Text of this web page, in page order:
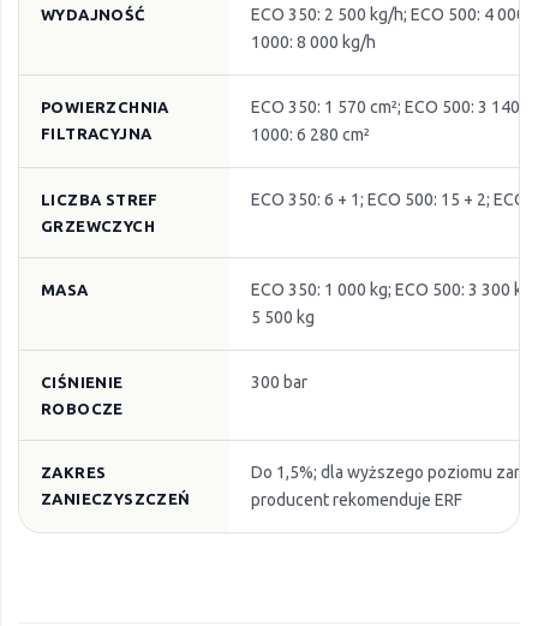
WYDAJNOŚĆ
ECO 350: 2 500 kg/h; ECO 500: 4 000
1000: 8 000 kg/h
POWIERZCHNIA
FILTRACYJNA
ECO 350: 1 570 cm²; ECO 500: 3 140
1000: 6 280 cm²
LICZBA STREF
GRZEWCZYCH
ECO 350: 6 + 1; ECO 500: 15 + 2; ECO
MASA
ECO 350: 1 000 kg; ECO 500: 3 300
5 500 kg
CIŚNIENIE
ROBOCZE
300 bar
ZAKRES
ZANIECZYSZCZEŃ
Do 1,5%; dla wyższego poziomu
producent rekomenduje ERF